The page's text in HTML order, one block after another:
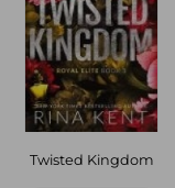
Twisted Kingdom